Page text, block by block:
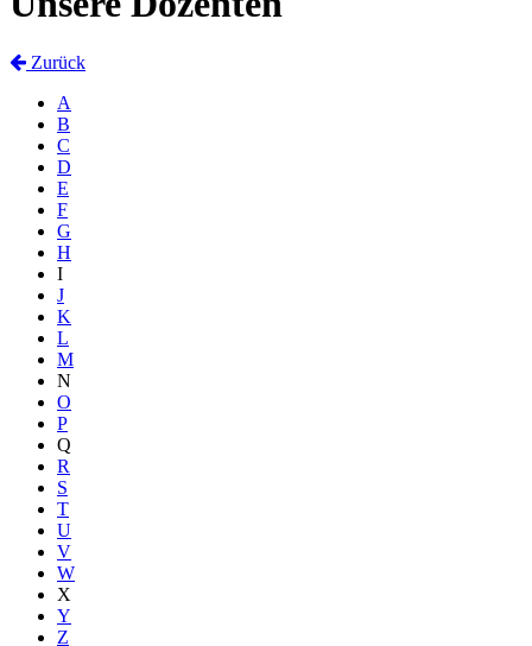
Zurück
A
B
C
D
E
F
G
H
I
J
K
L
M
N
O
P
Q
R
S
T
U
V
W
X
Y
Z